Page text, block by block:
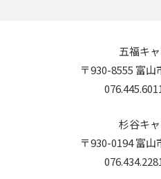
五福キ
〒930-8555 富
杉谷キ
〒930-0194 富